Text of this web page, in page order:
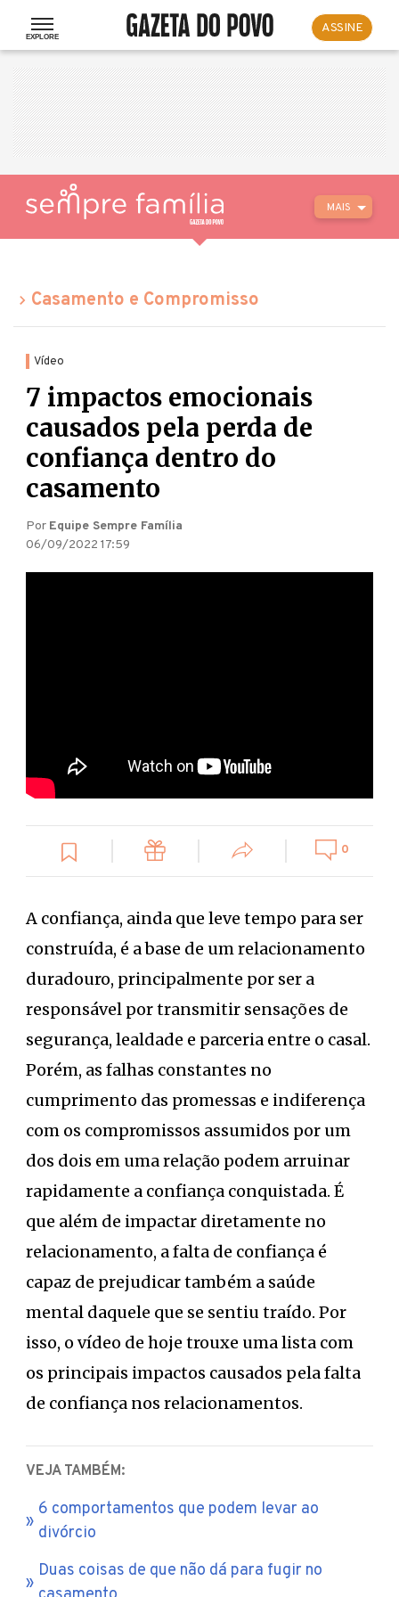
ASSINE
MAIS
Casamento e Compromisso
Vídeo
7 impactos emocionais
causados pela perda de
confiança dentro do
casamento
Por Equipe Sempre Família
06/09/2022 17:59
0
A confiança, ainda que leve tempo para ser
construída, é a base de um relacionamento
duradouro, principalmente por ser a
responsável por transmitir sensações de
segurança, lealdade e parceria entre o casal.
Porém, as falhas constantes no
cumprimento das promessas e indiferença
com os compromissos assumidos por um
dos dois em uma relação podem arruinar
rapidamente a confiança conquistada. É
que além de impactar diretamente no
relacionamento, a falta de confiança é
capaz de prejudicar também a saúde
mental daquele que se sentiu traído. Por
isso, o vídeo de hoje trouxe uma lista com
os principais impactos causados pela falta
de confiança nos relacionamentos.
VEJA TAMBÉM:
6 comportamentos que podem levar ao
divórcio
Duas coisas de que não dá para fugir no